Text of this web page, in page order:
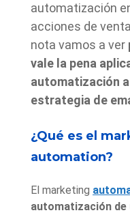
automatización
acciones de
nota vamos a ver
vale la pena
automatización
estrategia de
¿Qué es el
automation?
El marketing
automatización de